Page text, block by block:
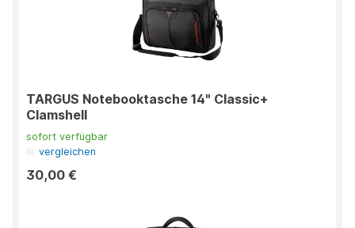
TARGUS Notebooktasche 14" Classic+
Clamshell
sofort verfügbar
vergleichen
30,00 €